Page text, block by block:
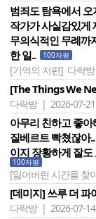
범죄도 탐욕에서
작가가 사실감있게
무의식적인 무례까
한 일..
100자평
[기억의 저편] 다락
[The Things We
다락방 | 2026-07-21
아무리 친하고 좋
질베르트 빡쳤잖아
이지 장황하게 잘
100자평
[잃어버린 시간을 찾
[데미지] 쓰루 더 파
다락방 | 2026-07-14